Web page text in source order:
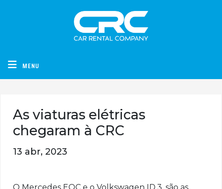
CRC - Car Rental Company
MENU
As viaturas elétricas
chegaram à CRC
13 abr, 2023
O Mercedes EQC e o Volkswagen ID.3, são as